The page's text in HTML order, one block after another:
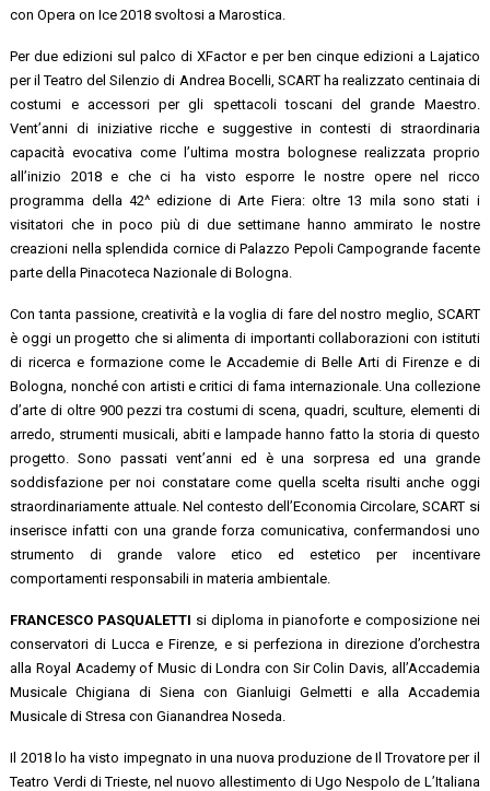
con Opera on Ice 2018 svoltosi a Marostica.
Per due edizioni sul palco di XFactor e per ben cinque edizioni a Lajatico
per il Teatro del Silenzio di Andrea Bocelli, SCART ha realizzato centinaia di
costumi e accessori per gli spettacoli toscani del grande Maestro.
Vent’anni di iniziative ricche e suggestive in contesti di straordinaria
capacità evocativa come l’ultima mostra bolognese realizzata proprio
all’inizio 2018 e che ci ha visto esporre le nostre opere nel ricco
programma della 42^ edizione di Arte Fiera: oltre 13 mila sono stati i
visitatori che in poco più di due settimane hanno ammirato le nostre
creazioni nella splendida cornice di Palazzo Pepoli Campogrande facente
parte della Pinacoteca Nazionale di Bologna.
Con tanta passione, creatività e la voglia di fare del nostro meglio, SCART
è oggi un progetto che si alimenta di importanti collaborazioni con istituti
di ricerca e formazione come le Accademie di Belle Arti di Firenze e di
Bologna, nonché con artisti e critici di fama internazionale. Una collezione
d’arte di oltre 900 pezzi tra costumi di scena, quadri, sculture, elementi di
arredo, strumenti musicali, abiti e lampade hanno fatto la storia di questo
progetto. Sono passati vent’anni ed è una sorpresa ed una grande
soddisfazione per noi constatare come quella scelta risulti anche oggi
straordinariamente attuale. Nel contesto dell’Economia Circolare, SCART si
inserisce infatti con una grande forza comunicativa, confermandosi uno
strumento di grande valore etico ed estetico per incentivare
comportamenti responsabili in materia ambientale.
FRANCESCO PASQUALETTI si diploma in pianoforte e composizione nei
conservatori di Lucca e Firenze, e si perfeziona in direzione d’orchestra
alla Royal Academy of Music di Londra con Sir Colin Davis, all’Accademia
Musicale Chigiana di Siena con Gianluigi Gelmetti e alla Accademia
Musicale di Stresa con Gianandrea Noseda.
Il 2018 lo ha visto impegnato in una nuova produzione de Il Trovatore per il
Teatro Verdi di Trieste, nel nuovo allestimento di Ugo Nespolo de L’Italiana